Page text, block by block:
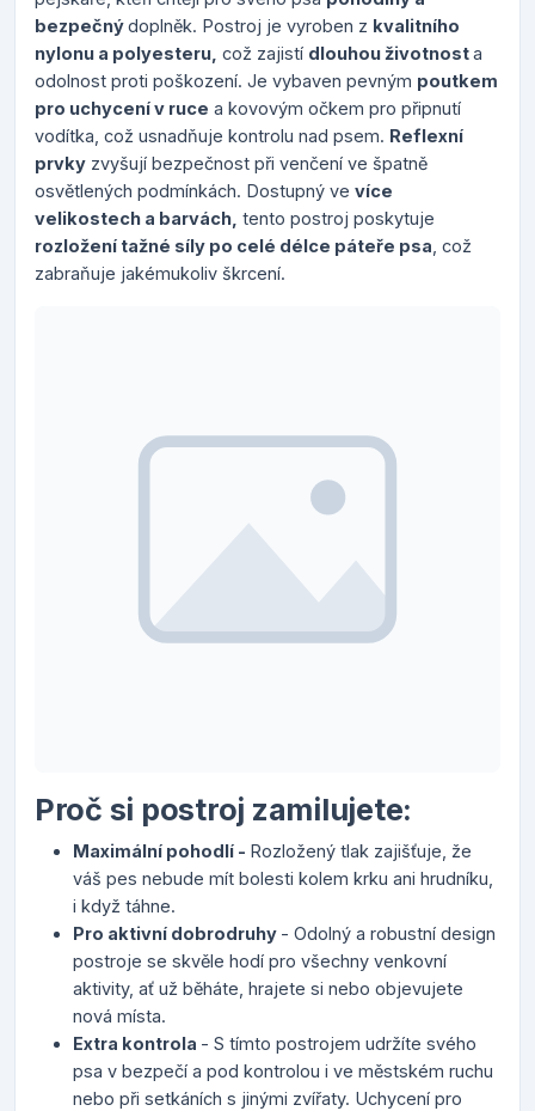
bezpečnýdoplněk. Postroj je vyroben z kvalitního
nylonu a polyesteru, což zajistí dlouhou životnosta
odolnost proti poškození. Je vybaven pevným poutkem
pro uchycení v ruce a kovovým očkem pro připnutí
vodítka, což usnadňuje kontrolu nad psem. Reflexní
prvky zvyšují bezpečnost při venčení ve špatně
osvětlených podmínkách. Dostupný ve více
velikostech a barvách, tento postroj poskytuje
rozložení tažné síly po celé délce páteře psa , což
zabraňuje jakémukoliv škrcení.
Proč si postroj zamilujete:
Maximální pohodlí - Rozložený tlak zajišťuje, že
váš pes nebude mít bolesti kolem krku ani hrudníku,
i když táhne.
Pro aktivní dobrodruhy - Odolný a robustní design
postroje se skvěle hodí pro všechny venkovní
aktivity, ať už běháte, hrajete si nebo objevujete
nová místa.
Extra kontrola - S tímto postrojem udržíte svého
psa v bezpečí a pod kontrolou i ve městském ruchu
nebo při setkáních s jinými zvířaty. Uchycení pro